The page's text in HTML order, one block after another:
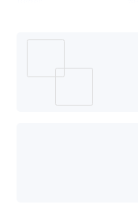
用？